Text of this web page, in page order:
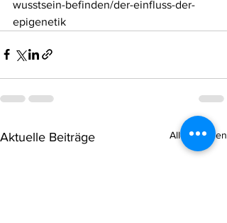
wusstsein-befinden/der-einfluss-der-
epigenetik
Aktuelle Beiträge Alle ansehen